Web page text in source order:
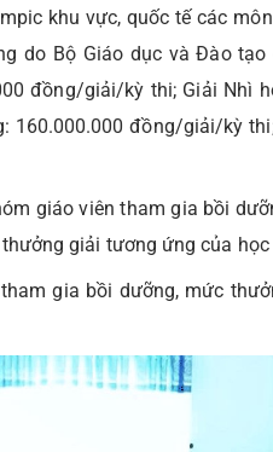
khu vực, quốc tế các
do Bộ Giáo dục và Đào
đồng/giải/kỳ thi; Giải Nhì
160.000.000 đồng/giải/kỳ
giáo viên tham gia bồi
giải tương ứng của học
gia bồi dưỡng, mức